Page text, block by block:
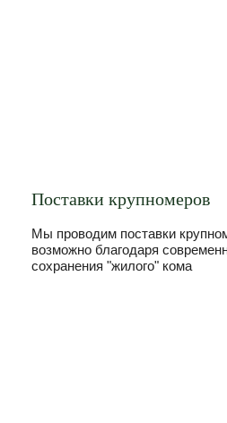
Поставки крупномеров
Мы проводим поставки
возможно благодаря
сохранения "жилого" кома